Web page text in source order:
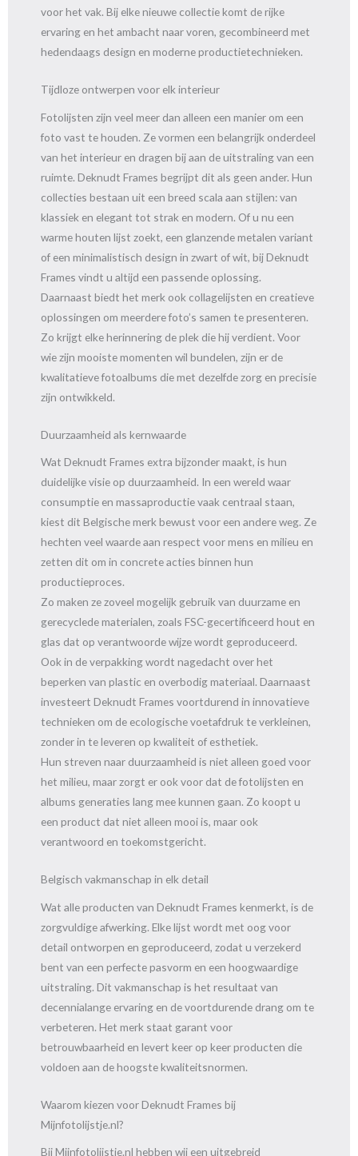
voor het vak. Bij elke nieuwe collectie komt de rijke
ervaring en het ambacht naar voren, gecombineerd met
hedendaags design en moderne productietechnieken.
Tijdloze ontwerpen voor elk interieur
Fotolijsten zijn veel meer dan alleen een manier om een
foto vast te houden. Ze vormen een belangrijk onderdeel
van het interieur en dragen bij aan de uitstraling van een
ruimte. Deknudt Frames begrijpt dit als geen ander. Hun
collecties bestaan uit een breed scala aan stijlen: van
klassiek en elegant tot strak en modern. Of u nu een
warme houten lijst zoekt, een glanzende metalen variant
of een minimalistisch design in zwart of wit, bij Deknudt
Frames vindt u altijd een passende oplossing.
Daarnaast biedt het merk ook collagelijsten en creatieve
oplossingen om meerdere foto’s samen te presenteren.
Zo krijgt elke herinnering de plek die hij verdient. Voor
wie zijn mooiste momenten wil bundelen, zijn er de
kwalitatieve fotoalbums die met dezelfde zorg en precisie
zijn ontwikkeld.
Duurzaamheid als kernwaarde
Wat Deknudt Frames extra bijzonder maakt, is hun
duidelijke visie op duurzaamheid. In een wereld waar
consumptie en massaproductie vaak centraal staan,
kiest dit Belgische merk bewust voor een andere weg. Ze
hechten veel waarde aan respect voor mens en milieu en
zetten dit om in concrete acties binnen hun
productieproces.
Zo maken ze zoveel mogelijk gebruik van duurzame en
gerecyclede materialen, zoals FSC-gecertificeerd hout en
glas dat op verantwoorde wijze wordt geproduceerd.
Ook in de verpakking wordt nagedacht over het
beperken van plastic en overbodig materiaal. Daarnaast
investeert Deknudt Frames voortdurend in innovatieve
technieken om de ecologische voetafdruk te verkleinen,
zonder in te leveren op kwaliteit of esthetiek.
Hun streven naar duurzaamheid is niet alleen goed voor
het milieu, maar zorgt er ook voor dat de fotolijsten en
albums generaties lang mee kunnen gaan. Zo koopt u
een product dat niet alleen mooi is, maar ook
verantwoord en toekomstgericht.
Belgisch vakmanschap in elk detail
Wat alle producten van Deknudt Frames kenmerkt, is de
zorgvuldige afwerking. Elke lijst wordt met oog voor
detail ontworpen en geproduceerd, zodat u verzekerd
bent van een perfecte pasvorm en een hoogwaardige
uitstraling. Dit vakmanschap is het resultaat van
decennialange ervaring en de voortdurende drang om te
verbeteren. Het merk staat garant voor
betrouwbaarheid en levert keer op keer producten die
voldoen aan de hoogste kwaliteitsnormen.
Waarom kiezen voor Deknudt Frames bij
Mijnfotolijstje.nl?
Bij Mijnfotolijstje.nl hebben wij een uitgebreid